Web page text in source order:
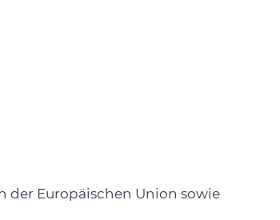
der Europäischen Union sowie